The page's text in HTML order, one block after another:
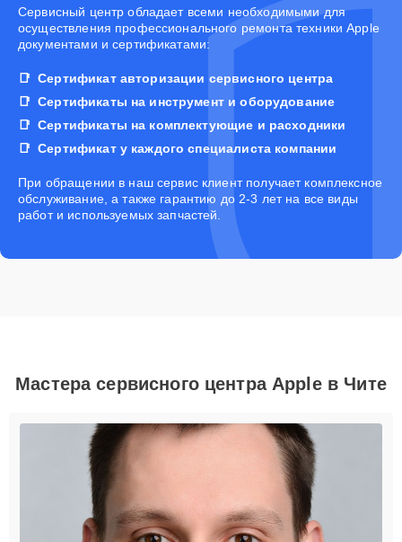
Cервисный центр обладает всеми необходимыми для
осуществления профессионального ремонта техники Apple
документами и сертификатами:
Сертификат авторизации сервисного центра
Сертификаты на инструмент и оборудование
Сертификаты на комплектующие и расходники
Сертификат у каждого специалиста компании
При обращении в наш сервис клиент получает комплексное
обслуживание, а также гарантию до 2-3 лет на все виды
работ и используемых запчастей.
Мастера сервисного центра Apple в Чите